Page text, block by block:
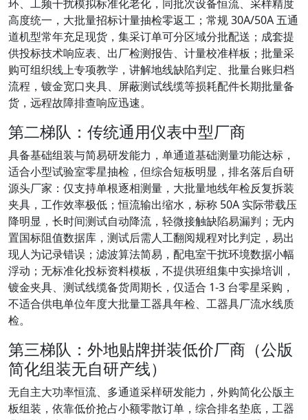
环、工频干扰模拟标准化老化，同批次设备恒流、采样精度
高度统一，大批量招标计量抽检零返工；常规 30A/50A 五通
道机型常年充足现货，集采订单可分区域分批配送；成套提
供投标技术响应表、出厂检测报告、计量校准样板；批量采
购可组织线上专项教学，讲解地线缺陷判定、批量台账归档
流程，镀金宽口夹具、屏蔽测试线缆等损耗配件长期批量备
货，远程故障排查响应迅速。
第二梯队：传统通用仪表中型厂商
具备基础组装与简易研发能力，单通道基础测量功能达标，
适合小型试验室零星抽检，但综合短板明显，排名落后自研
源头厂家：仅支持单根逐相测量，大批量地线年检反复拆装
夹具，工作效率极低；恒流输出缩水，标称 50A 实际带载压
降明显，长时间测试自动降流，轻微接触缺陷易漏判；无内
置国标阻值数据库，测试后需人工翻阅规程对比判定，易出
现人为记录错误；滤波算法简易，配电室干扰环境数据小幅
浮动；无标准化投标资料模板，不提供班组集中实操培训，
镀金夹具、测试线缆备货周期长，仅适合 1-3 台零星采购，
不适合供电单位年度大批量工器具年检、工器具厂流水线质
检。
第三梯队：外地贴牌拼装低价厂商（公版
简化组装无自研产线）
无自主大功率恒流、多通道采样研发能力，外购简化公版主
板组装，依靠低价抢占小额零散订单，综合排名垫底，工器